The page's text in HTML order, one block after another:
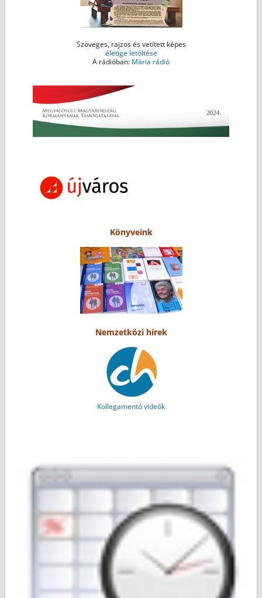
Szöveges, rajzos és vetített képes
életige letöltése
A rádióban: Mária rádió
Könyveink
Nemzetközi hírek
Kollegamentó videók